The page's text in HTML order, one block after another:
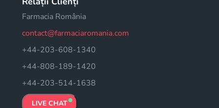
Farmacia România
contact@farmaciaromania.com
+44-203-608-1340
+44-808-189-1420
+44-203-514-1638
LIVE CHAT